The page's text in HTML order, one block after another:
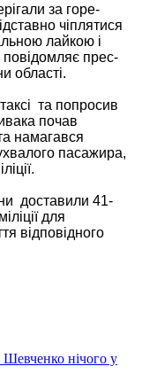
за горе-
чіплятися
лайкою і
прес-
області.
та попросив
почав
намагався
пасажира,
доставили 41-
для
відповідного
нічого у